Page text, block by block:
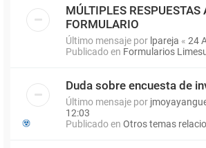
MÚLTIPLES
FORMULARIO
Último mensaje por lpareja « 24
Publicado en Formularios
Duda sobre encuesta de
Último mensaje por
12:03
Publicado en Otros temas